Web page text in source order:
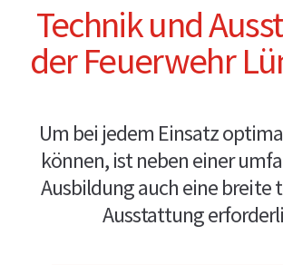
Technik und
der Feuerwehr
Um bei jedem Einsatz
können, ist neben einer
Ausbildung auch eine breite
Ausstattung